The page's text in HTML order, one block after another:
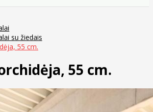
su žiedais
55 cm.
55 cm.